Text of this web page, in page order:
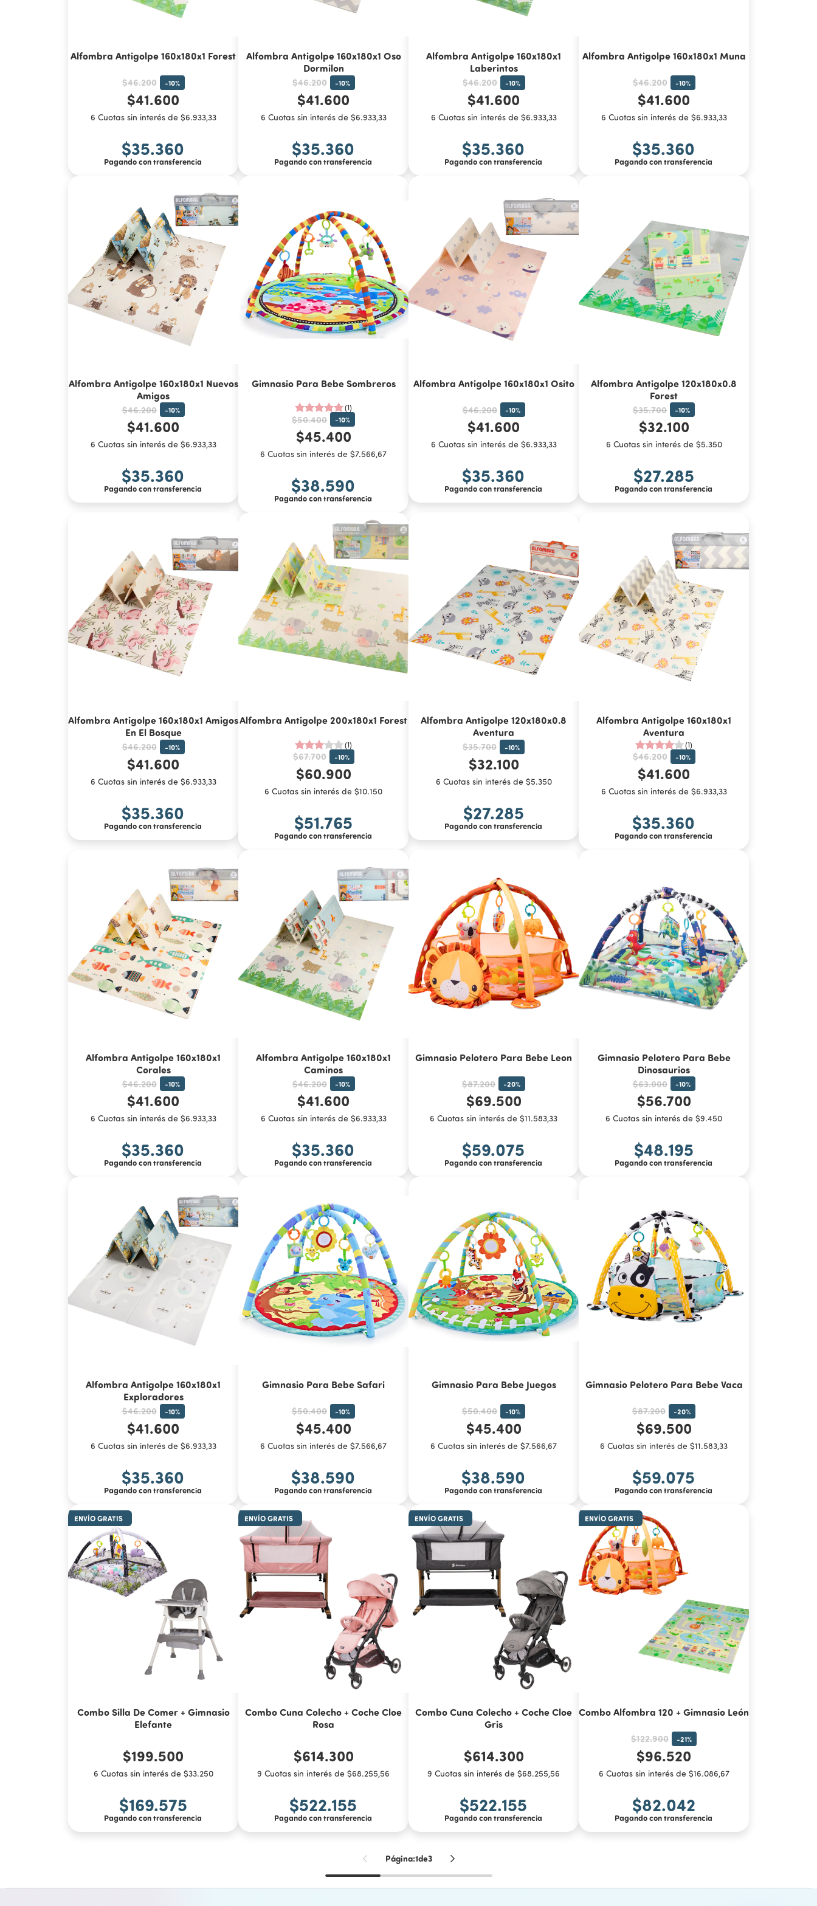
Alfombra Antigolpe 160x180x1 Forest
$46.200 -10%
$41.600
6 Cuotas sin interés de $6.933,33
$35.360
Pagando con transferencia
Alfombra Antigolpe 160x180x1 Oso
Dormilon
$46.200 -10%
$41.600
6 Cuotas sin interés de $6.933,33
$35.360
Pagando con transferencia
Alfombra Antigolpe 160x180x1
Laberintos
$46.200 -10%
$41.600
6 Cuotas sin interés de $6.933,33
$35.360
Pagando con transferencia
Alfombra Antigolpe 160x180x1 Muna
$46.200 -10%
$41.600
6 Cuotas sin interés de $6.933,33
$35.360
Pagando con transferencia
Alfombra Antigolpe 160x180x1 Nuevos
Amigos
$46.200 -10%
$41.600
6 Cuotas sin interés de $6.933,33
$35.360
Pagando con transferencia
Gimnasio Para Bebe Sombreros
(1)
$50.400 -10%
$45.400
6 Cuotas sin interés de $7.566,67
$38.590
Pagando con transferencia
Alfombra Antigolpe 160x180x1 Osito
$46.200 -10%
$41.600
6 Cuotas sin interés de $6.933,33
$35.360
Pagando con transferencia
Alfombra Antigolpe 120x180x0.8
Forest
$35.700 -10%
$32.100
6 Cuotas sin interés de $5.350
$27.285
Pagando con transferencia
Alfombra Antigolpe 160x180x1 Amigos
En El Bosque
$46.200 -10%
$41.600
6 Cuotas sin interés de $6.933,33
$35.360
Pagando con transferencia
Alfombra Antigolpe 200x180x1 Forest
(1)
$67.700 -10%
$60.900
6 Cuotas sin interés de $10.150
$51.765
Pagando con transferencia
Alfombra Antigolpe 120x180x0.8
Aventura
$35.700 -10%
$32.100
6 Cuotas sin interés de $5.350
$27.285
Pagando con transferencia
Alfombra Antigolpe 160x180x1
Aventura
(1)
$46.200 -10%
$41.600
6 Cuotas sin interés de $6.933,33
$35.360
Pagando con transferencia
Alfombra Antigolpe 160x180x1
Corales
$46.200 -10%
$41.600
6 Cuotas sin interés de $6.933,33
$35.360
Pagando con transferencia
Alfombra Antigolpe 160x180x1
Caminos
$46.200 -10%
$41.600
6 Cuotas sin interés de $6.933,33
$35.360
Pagando con transferencia
Gimnasio Pelotero Para Bebe Leon
$87.200 -20%
$69.500
6 Cuotas sin interés de $11.583,33
$59.075
Pagando con transferencia
Gimnasio Pelotero Para Bebe
Dinosaurios
$63.000 -10%
$56.700
6 Cuotas sin interés de $9.450
$48.195
Pagando con transferencia
Alfombra Antigolpe 160x180x1
Exploradores
$46.200 -10%
$41.600
6 Cuotas sin interés de $6.933,33
$35.360
Pagando con transferencia
Gimnasio Para Bebe Safari
$50.400 -10%
$45.400
6 Cuotas sin interés de $7.566,67
$38.590
Pagando con transferencia
Gimnasio Para Bebe Juegos
$50.400 -10%
$45.400
6 Cuotas sin interés de $7.566,67
$38.590
Pagando con transferencia
Gimnasio Pelotero Para Bebe Vaca
$87.200 -20%
$69.500
6 Cuotas sin interés de $11.583,33
$59.075
Pagando con transferencia
ENVÍO GRATIS
Combo Silla De Comer + Gimnasio
Elefante
$199.500
6 Cuotas sin interés de $33.250
$169.575
Pagando con transferencia
ENVÍO GRATIS
Combo Cuna Colecho + Coche Cloe
Rosa
$614.300
9 Cuotas sin interés de $68.255,56
$522.155
Pagando con transferencia
ENVÍO GRATIS
Combo Cuna Colecho + Coche Cloe
Gris
$614.300
9 Cuotas sin interés de $68.255,56
$522.155
Pagando con transferencia
ENVÍO GRATIS
Combo Alfombra 120 + Gimnasio León
$122.900 -21%
$96.520
6 Cuotas sin interés de $16.086,67
$82.042
Pagando con transferencia
Página:1de3